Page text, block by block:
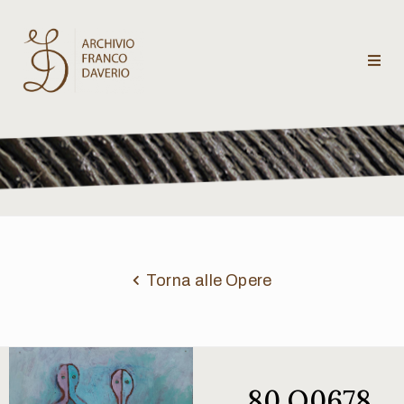
Archivio
Franco
Daverio
critici
Torna alle Opere